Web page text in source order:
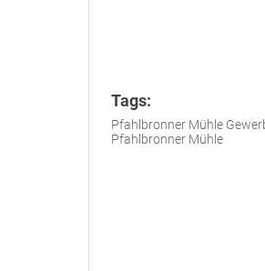
Tags:
Pfahlbronner Mühle
Pfahlbronner Mühle